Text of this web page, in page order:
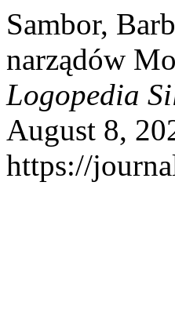
Sambor,
narządów
Logopedia
August 8,
https://